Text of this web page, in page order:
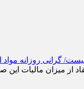
از میزان مالیات